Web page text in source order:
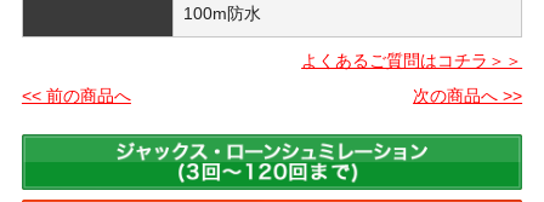
100m防水
よくあるご質問はコチラ＞＞
<< 前の商品へ
次の商品へ >>